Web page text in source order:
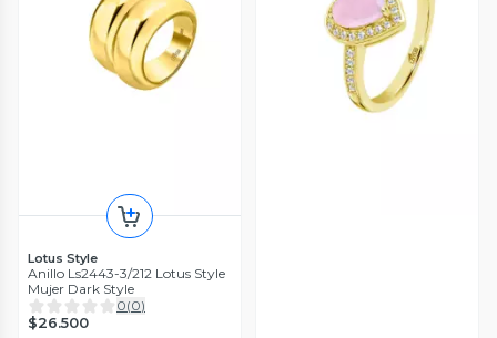
Lotus Style
Anillo Ls2443-3/212 Lotus Style
Mujer Dark Style
0(0)
$26.500